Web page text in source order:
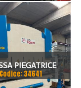
PIEGATRICE
3000 X 130 TON
Codice: 34641